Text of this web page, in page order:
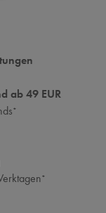
ab 49 EUR
*
*